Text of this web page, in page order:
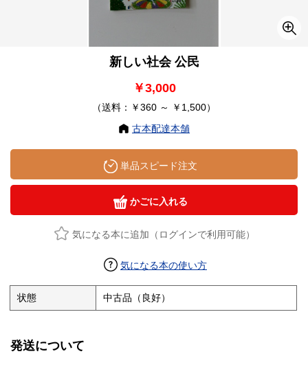
新しい社会 公民
￥3,000
（送料：￥360 ～ ￥1,500）
古本配達本舗
単品スピード注文
かごに入れる
気になる本に追加（ログインで利用可能）
気になる本の使い方
状態 中古品（良好）
発送について